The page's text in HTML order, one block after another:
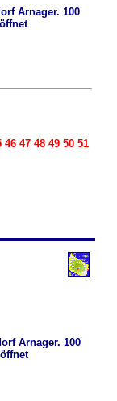
Arnager. 100
47 48 49 50 51
Arnager. 100